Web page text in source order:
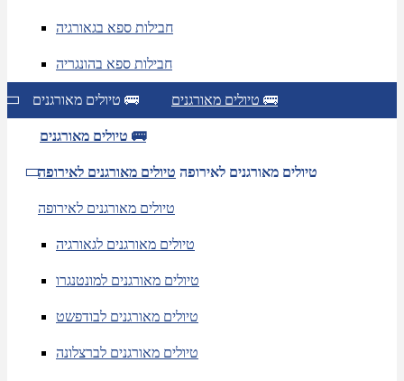
חבילות ספא בגאורגיה
חבילות ספא בהונגריה
טיולים מאורגנים 🚌 טיולים מאורגנים 🚌
טיולים מאורגנים 🚌
טיולים מאורגנים לאירופה טיולים מאורגנים לאירופה
טיולים מאורגנים לאירופה
טיולים מאורגנים לגאורגיה
טיולים מאורגנים למונטנגרו
טיולים מאורגנים לבודפשט
טיולים מאורגנים לברצלונה